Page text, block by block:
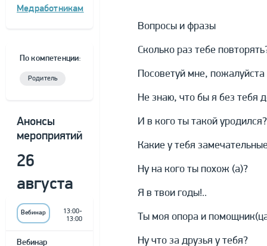
Медработникам
По компетенции:
Родитель
Анонсы
мероприятий
26
августа
Вебинар
13:00-
13:00
Вебинар
Вопросы и фразы
Сколько раз тебе
Посоветуй мне, пожалуйста
Не знаю, что бы я без тебя
И в кого ты такой
Какие у тебя замечательные
Ну на кого ты похож (а)?
Я в твои годы!..
Ты моя опора и
Ну что за друзья у тебя?